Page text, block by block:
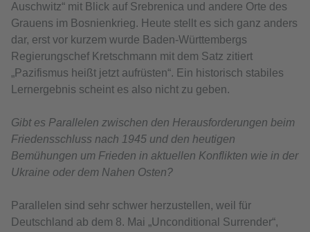
Auschwitz“ mit Blick auf Srebrenica und andere Orte des
Grauens im Bosnienkrieg. Heute stellt es sich ganz anders
dar, erst vor kurzem wurde Baden-Württembergs
Regierungschef Kretschmann mit dem Satz zitiert
„Pazifismus heißt jetzt aufrüsten“. Ein historisch stabiles
Lernergebnis scheint es also nicht zu geben.
Gibt es Parallelen zwischen den Herausforderungen beim
Friedensschluss nach 1945 und den heutigen
Bemühungen um Frieden in aktuellen Konflikten wie in der
Ukraine oder dem Nahen Osten?
Parallelen sind sehr schwer herzustellen, weil für
Deutschland ab dem 8. Mai „Unconditional Surrender“,